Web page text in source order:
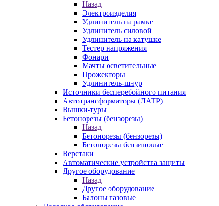
Назад
Электроизделия
Удлинитель на рамке
Удлинитель силовой
Удлинитель на катушке
Тестер напряжения
Фонари
Мачты осветительные
Прожекторы
Удлинитель-шнур
Источники бесперебойного питания
Автотрансформаторы (ЛАТР)
Вышки-туры
Бетонорезы (бензорезы)
Назад
Бетонорезы (бензорезы)
Бетонорезы бензиновые
Верстаки
Автоматические устройства защиты
Другое оборудование
Назад
Другое оборудование
Балоны газовые